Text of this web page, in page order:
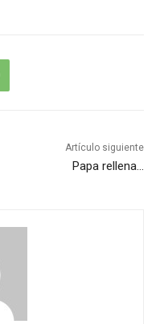
Artículo siguiente
Papa rellena…